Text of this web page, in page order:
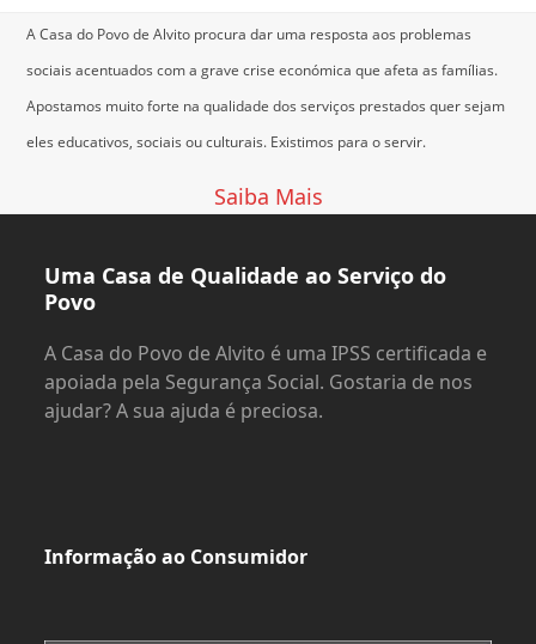
A Casa do Povo de Alvito procura dar uma resposta aos problemas
sociais acentuados com a grave crise económica que afeta as famílias.
Apostamos muito forte na qualidade dos serviços prestados quer sejam
eles educativos, sociais ou culturais. Existimos para o servir.
Saiba Mais
Uma Casa de Qualidade ao Serviço do
Povo
A Casa do Povo de Alvito é uma IPSS certificada e
apoiada pela Segurança Social. Gostaria de nos
ajudar? A sua ajuda é preciosa.
Informação ao Consumidor